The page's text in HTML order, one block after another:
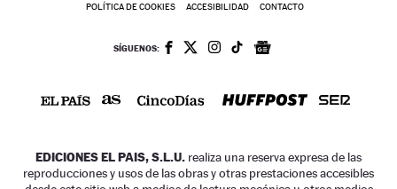
POLÍTICA DE COOKIES ACCESIBILIDAD CONTACTO
SÍGUENOS:
EDICIONES EL PAIS, S.L.U. realiza una reserva expresa de las
reproducciones y usos de las obras y otras prestaciones accesibles